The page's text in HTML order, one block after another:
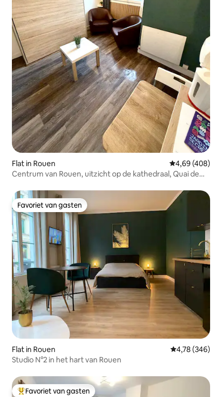
Flat in Rouen Gemiddelde
4,69 (408)
Centrum van Rouen, uitzicht op de kathedraal, Quai de
Favoriet van gasten
Favoriet van gasten
Flat in Rouen Gemiddelde
4,78 (346)
Studio N°2 in het hart van Rouen
Favoriet van gasten